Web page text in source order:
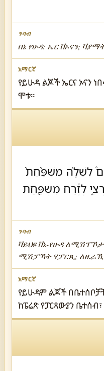
በኔ የሁዳ: ኤር ቨኦናን;
የይሁዳ ልጆች ኤርና ኦናን
ሞቱ።
לְשֵׁלָ֗ה מִשְׁפַּ֨חַת֙
לְזֶ֕רַח מִשְׁפַּ֖חַת
ቫይህዩ ቨኔ-የሁዳ
ሚሽፓኻት ሃፓርጺ;
የይሁዳም ልጆች
ከፔሬጽ የፓርጻውያን